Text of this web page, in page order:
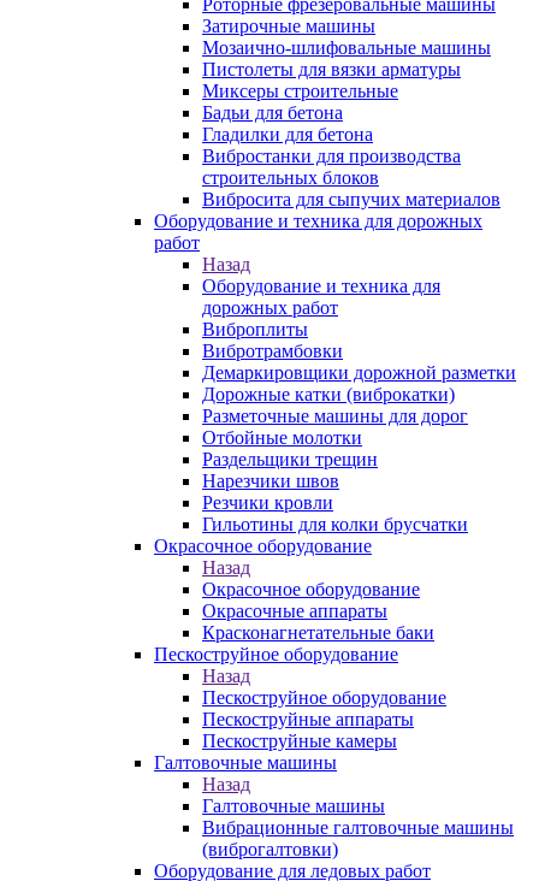
Роторные фрезеровальные машины
Затирочные машины
Мозаично-шлифовальные машины
Пистолеты для вязки арматуры
Миксеры строительные
Бадьи для бетона
Гладилки для бетона
Вибростанки для производства
строительных блоков
Вибросита для сыпучих материалов
Оборудование и техника для дорожных
работ
Назад
Оборудование и техника для
дорожных работ
Виброплиты
Вибротрамбовки
Демаркировщики дорожной разметки
Дорожные катки (виброкатки)
Разметочные машины для дорог
Отбойные молотки
Раздельщики трещин
Нарезчики швов
Резчики кровли
Гильотины для колки брусчатки
Окрасочное оборудование
Назад
Окрасочное оборудование
Окрасочные аппараты
Красконагнетательные баки
Пескоструйное оборудование
Назад
Пескоструйное оборудование
Пескоструйные аппараты
Пескоструйные камеры
Галтовочные машины
Назад
Галтовочные машины
Вибрационные галтовочные машины
(виброгалтовки)
Оборудование для ледовых работ